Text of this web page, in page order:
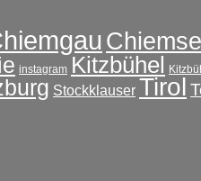
instagram Kitzbühel
Stockklauser Tirol